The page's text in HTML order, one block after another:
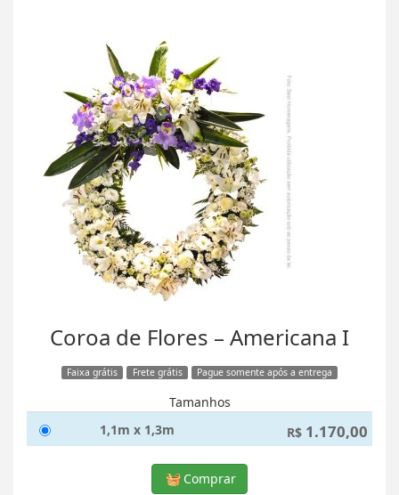
Coroa de Flores – Americana I
Faixa grátis Frete grátis Pague somente após a entrega
Tamanhos
1,1m x 1,3m
R$ 1.170,00
Comprar